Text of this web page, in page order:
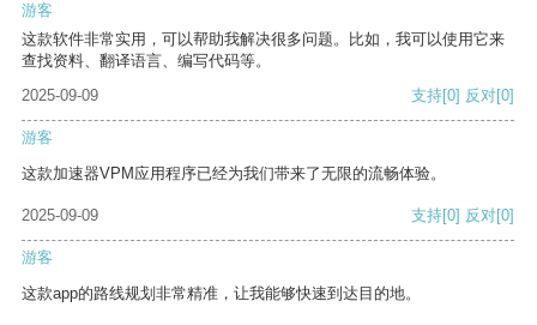
游客
这款软件非常实用，可以帮助我解决很多问题。比如，我可以使用它来
查找资料、翻译语言、编写代码等。
2025-09-09
支持[0] 反对[0]
游客
这款加速器VPM应用程序已经为我们带来了无限的流畅体验。
2025-09-09 支持[0] 反对[0]
游客
这款app的路线规划非常精准，让我能够快速到达目的地。